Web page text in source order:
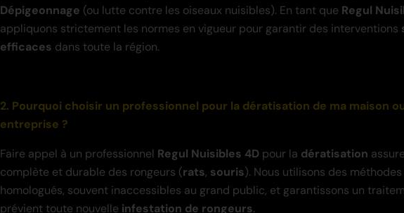
Dépigeonnage (ou lutte contre les oiseaux nuisibles). En tant que Regul
appliquons strictement les normes en vigueur pour garantir des interventions
efficaces dans toute la région.
2. Pourquoi choisir un professionnel pour la dératisation de ma maison
entreprise ?
Faire appel à un professionnel Regul Nuisibles 4Dpour la dératisation
complète et durable des rongeurs (rats, souris). Nous utilisons des
homologués, souvent inaccessibles au grand public, et garantissons un
prévient toute nouvelle infestation de rongeurs.